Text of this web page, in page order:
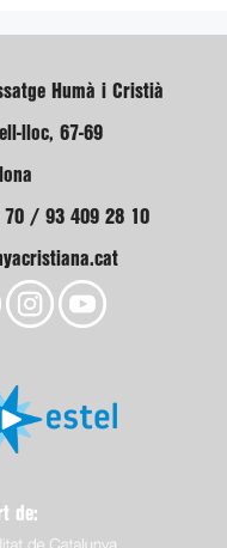
Humà i Cristià
lloc, 67-69
70 / 93 409 28 10
de: